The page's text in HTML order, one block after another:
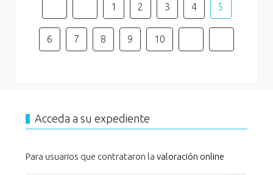
1 2 3 4 5
6 7 8 9 10
Acceda a su expediente
Para usuarios que contrataron la valoración online